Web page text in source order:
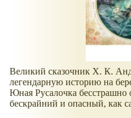
Великий сказочник Х. К.
легендарную историю на
Юная Русалочка бесстрашно
бескрайний и опасный, как